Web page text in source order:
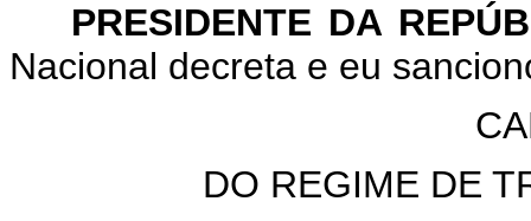
PRESIDENTE DA
Nacional decreta e eu
DO REGIME DE